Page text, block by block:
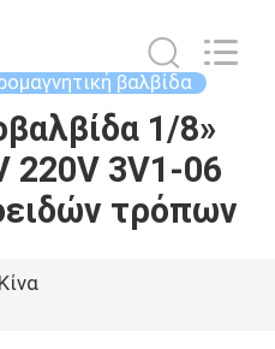
βαλβίδα
1/8»
220V 3V1-06
τρόπων